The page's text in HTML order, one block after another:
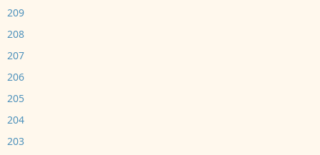
209
208
207
206
205
204
203